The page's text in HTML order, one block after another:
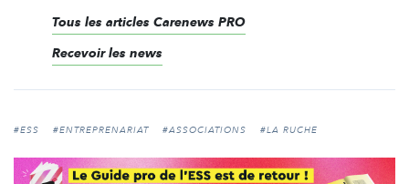
Tous les articles Carenews PRO
Recevoir les news
#ESS #ENTREPRENARIAT #ASSOCIATIONS #LA RUCHE